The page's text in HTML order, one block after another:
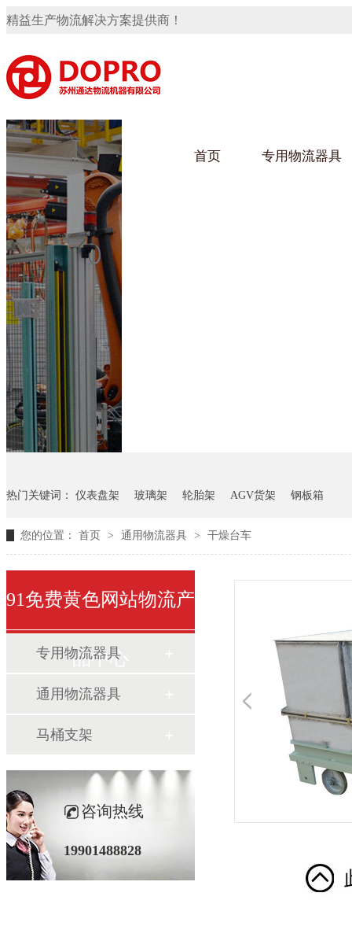
精益生产物流解决方案提供商！
首页 专用物流器具
91免费观看视频架
变速箱托盘
发动机料架
仪表盘料架
消声器料架
手推车
气瓶料架
隐藏式马桶水箱支架
汽车行业
热门关键词： 仪表盘架 玻璃架 轮胎架 AGV货架 钢板箱
您的位置： 首页 > 通用物流器具 > 干燥台车
91免费黄色网站物流产
品中心
专用物流器具
通用物流器具
马桶支架
咨询热线
19901488828